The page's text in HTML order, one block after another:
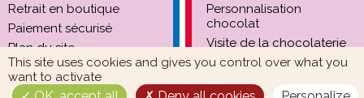
Retrait en boutique
Paiement sécurisé
Plan du site
Personnalisation
chocolat
Visite de la chocolaterie
This site uses cookies and gives you control over what you
want to activate